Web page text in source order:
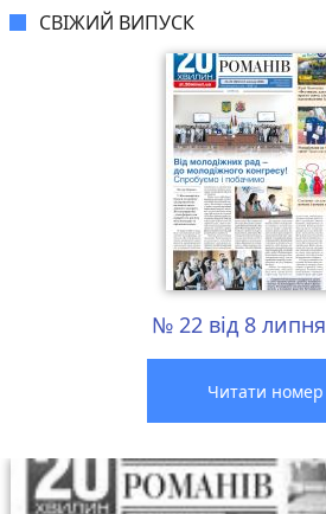
СВІЖИЙ ВИПУСК
№ 22 від 8
Читати номер